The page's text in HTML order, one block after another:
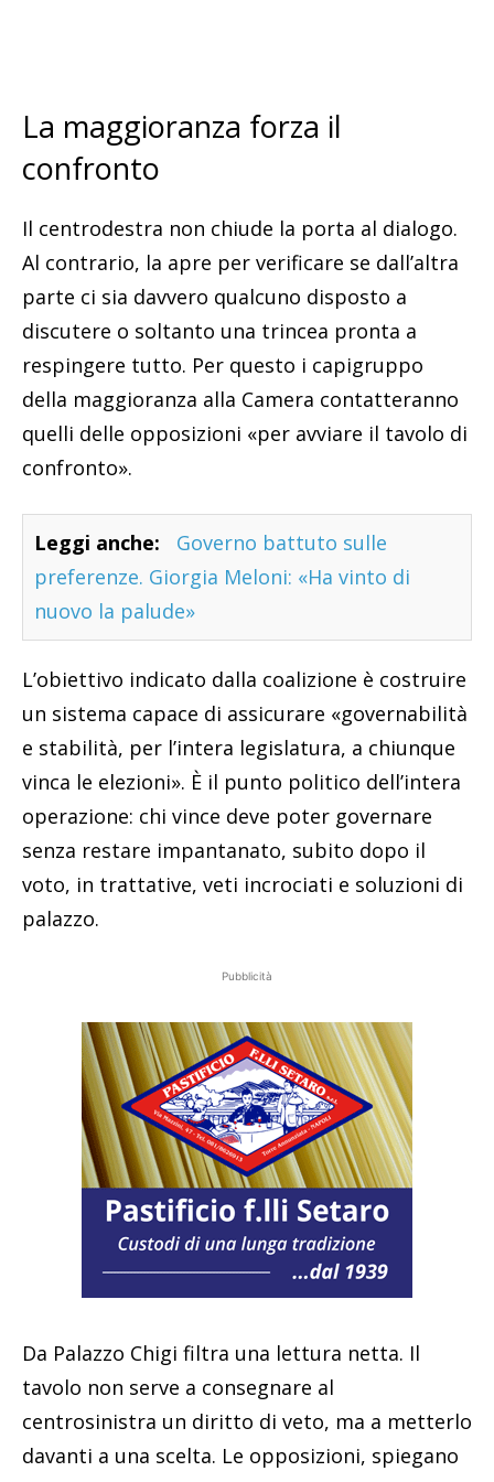
La maggioranza forza il
confronto
Il centrodestra non chiude la porta al dialogo.
Al contrario, la apre per verificare se dall’altra
parte ci sia davvero qualcuno disposto a
discutere o soltanto una trincea pronta a
respingere tutto. Per questo i capigruppo
della maggioranza alla Camera contatteranno
quelli delle opposizioni «per avviare il tavolo di
confronto».
Leggi anche:
Governo battuto sulle
preferenze. Giorgia Meloni: «Ha vinto di
nuovo la palude»
L’obiettivo indicato dalla coalizione è costruire
un sistema capace di assicurare «governabilità
e stabilità, per l’intera legislatura, a chiunque
vinca le elezioni». È il punto politico dell’intera
operazione: chi vince deve poter governare
senza restare impantanato, subito dopo il
voto, in trattative, veti incrociati e soluzioni di
palazzo.
Pubblicità
Da Palazzo Chigi filtra una lettura netta. Il
tavolo non serve a consegnare al
centrosinistra un diritto di veto, ma a metterlo
davanti a una scelta. Le opposizioni, spiegano